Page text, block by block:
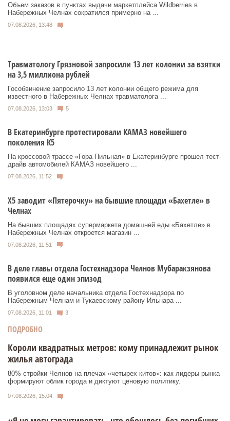
Объем заказов в пунктах выдачи маркетплейса Wildberries в
Набережных Челнах сократился примерно на ...
07.08.2026, 13:48
Травматологу Грязновой запросили 13 лет колонии за взятки
на 3,5 миллиона рублей
Гособвинение запросило 13 лет колонии общего режима для
известного в Набережных Челнах травматолога ...
07.08.2026, 13:03 5
В Екатеринбурге протестировали КАМАЗ новейшего
поколения К5
На кроссовой трассе «Гора Пильная» в Екатеринбурге прошел тест-
драйв автомобилей КАМАЗ новейшего ...
07.08.2026, 11:52
Х5 заводит «Пятерочку» на бывшие площади «Бахетле» в
Челнах
На бывших площадях супермаркета домашней еды «Бахетле» в
Набережных Челнах откроется магазин ...
07.08.2026, 11:51
В деле главы отдела Гостехнадзора Челнов Мубаракзянова
появился еще один эпизод
В уголовном деле начальника отдела Гостехнадзора по
Набережным Челнам и Тукаевскому району Ильнара ...
07.08.2026, 11:01 3
ПОДРОБНО
Короли квадратных метров: кому принадлежит рынок
жилья автограда
80% стройки Челнов на плечах «четырех китов»: как лидеры рынка
формируют облик города и диктуют ценовую политику.
07.08.2026, 15:04